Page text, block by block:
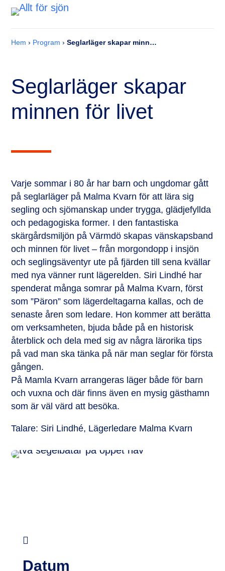
Hem › Program › Seglarläger skapar minnen för livet
Seglarläger skapar
minnen för livet
Varje sommar i 80 år har barn och ungdomar gått
på seglarläger på Malma Kvarn för att lära sig
segling och sjömanskap under trygga, glädjefyllda
och pedagogiska former. I den fantastiska
skärgårdsmiljön på Värmdö skapas vänskapsband
och minnen för livet – från morgondopp i insjön
och seglingsäventyr ute på fjärden till sena kvällar
med nya vänner runt lägerelden. Siri Lindhé har
spenderat många somrar på Malma Kvarn, först
som ”Päron” som lägerdeltagarna kallas, och de
senaste åren som ledare. Hon kommer att berätta
om verksamheten, bjuda både på en historisk
återblick och dela med sig av några lärorika tips
på vad man ska tänka på när man seglar för första
gången.
På Mamla Kvarn arrangeras läger både för barn
och vuxna och där finns även en mysig gästhamn
som är väl värd att besöka.
Talare: Siri Lindhé, Lägerledare Malma Kvarn

Datum